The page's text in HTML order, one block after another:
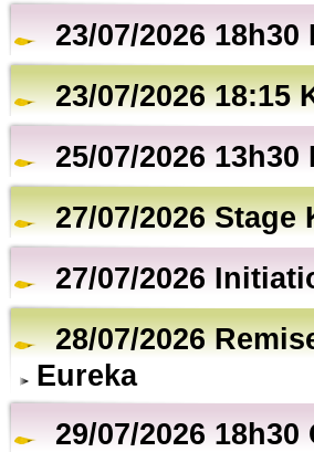
23/07/2026
23/07/2026 18:15
25/07/2026
27/07/2026 Stage
27/07/2026
28/07/2026
Eureka
29/07/2026